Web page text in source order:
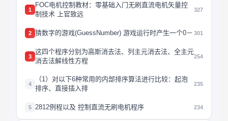
1
FOC电机控制教材：零基础入门无刷直流电机矢量控
制技术 上官致远
327
2 猜数字的游戏(GuessNumber) 游戏运行时产生一个0－ 301
3
这四个程序分别为高斯消去法、列主元消去法、全主元
消去法解线性方程
254
4
（1）对以下6种常用的内部排序算法进行比较：起泡
排序、直接插入排
235
5 2812例程以及 控制直流无刷电机程序 234